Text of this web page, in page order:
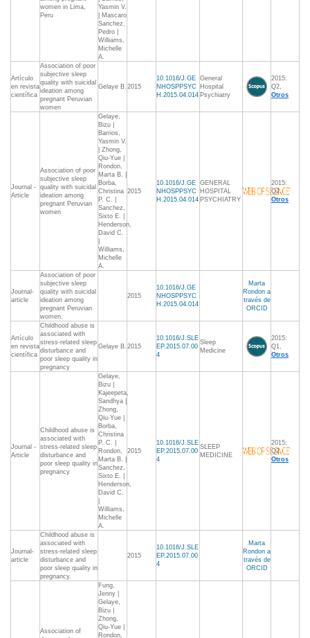
women in Lima,
Peru
Yasmin V.
| Mascaro
Sanchez,
Pedro |
Williams,
Michelle
A.
Artículo
en revista
científica
Association of poor
subjective sleep
quality with suicidal
ideation among
pregnant Peruvian
women
Gelaye B. 2015
10.1016/J.GE
NHOSPPSYC
H.2015.04.014
General
Hospital
Psychiatry
2015:
Q2,
Otros
Journal -
Article
Association of poor
subjective sleep
quality with suicidal
ideation among
pregnant Peruvian
women
Gelaye,
Bizu |
Barrios,
Yasmin V.
| Zhong,
Qiu-Yue |
Rondon,
Marta B. |
Borba,
Christina
P. C. |
Sanchez,
Sixto E. |
Henderson,
David C.
Williams,
Michelle
A.
2015
10.1016/J.GE
NHOSPPSYC
H.2015.04.014
GENERAL
HOSPITAL
PSYCHIATRY
2015:
Q2,
Otros
Journal-
article
Association of poor
subjective sleep
quality with suicidal
ideation among
pregnant Peruvian
women.
2015
10.1016/J.GE
NHOSPPSYC
H.2015.04.014
Marta
Rondon a
través de
ORCID
Artículo
en revista
científica
Childhood abuse is
associated with
stress-related sleep
disturbance and
poor sleep quality in
pregnancy
Gelaye B. 2015
10.1016/J.SLE
EP.2015.07.00
4
Sleep
Medicine
2015:
Q1,
Otros
Journal -
Article
Childhood abuse is
associated with
stress-related sleep
disturbance and
poor sleep quality in
pregnancy
Gelaye,
Bizu |
Kajeepeta,
Sandhya |
Zhong,
Qiu-Yue |
Borba,
Christina
P. C. |
Rondon,
Marta B. |
Sanchez,
Sixto E. |
Henderson,
David C.
Williams,
Michelle
A.
2015
10.1016/J.SLE
EP.2015.07.00
4
SLEEP
MEDICINE
2015:
Q2,
Otros
Journal-
article
Childhood abuse is
associated with
stress-related sleep
disturbance and
poor sleep quality in
pregnancy.
2015
10.1016/J.SLE
EP.2015.07.00
4
Marta
Rondon a
través de
ORCID
Association of
Fung,
Jenny |
Gelaye,
Bizu |
Zhong,
Qiu-Yue |
Rondon,